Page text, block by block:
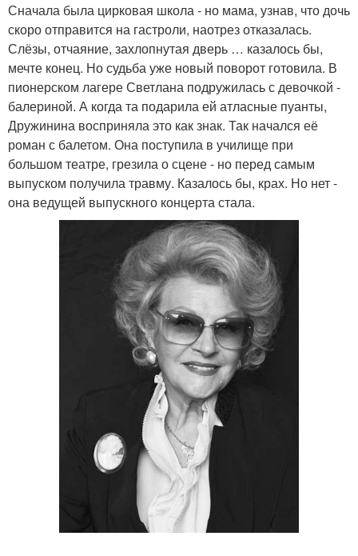
Сначала была цирковая школа - но мама, узнав, что дочь
скоро отправится на гастроли, наотрез отказалась.
Слёзы, отчаяние, захлопнутая дверь … казалось бы,
мечте конец. Но судьба уже новый поворот готовила. В
пионерском лагере Светлана подружилась с девочкой -
балериной. А когда та подарила ей атласные пуанты,
Дружинина восприняла это как знак. Так начался её
роман с балетом. Она поступила в училище при
большом театре, грезила о сцене - но перед самым
выпуском получила травму. Казалось бы, крах. Но нет -
она ведущей выпускного концерта стала.